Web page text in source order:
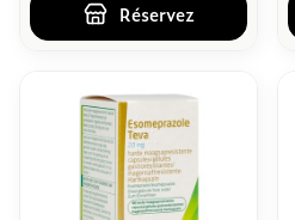
Réservez